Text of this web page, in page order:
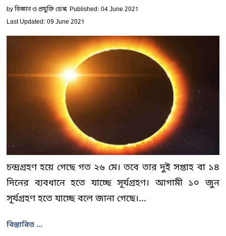
byবিজ্ঞান ও প্রযুক্তি ডেস্ক Published: 04 June 2021
Last Updated: 09 June 2021
চন্দ্রগ্রহণ হয়ে গেছে গত ২৬ মে। তবে তার দুই সপ্তাহ বা ১৪
দিনের ব্যবধানে হতে যাচ্ছে সূর্যগ্রহণ। আগামী ১০ জুন
সূর্যগ্রহণ হতে যাচ্ছে বলে জানা গেছে।...
বিস্তারিত ...